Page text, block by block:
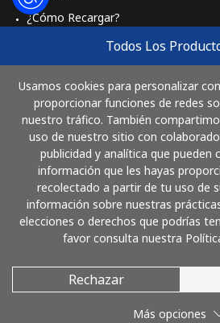
Todos Los
Usamos cookies para personalizar
proporcionar funciones de redes
nuestro tráfico. También
uso de nuestro sitio con
publicidad y analítica que pueden
información que les hayas
recolectado a partir de tu uso de
información sobre nuestras
elecciones o derechos que podrías
favor consulta nuestra
Rechazar
Más opciones
¿Cómo Recargar?
Cómo funciona
Paga con
© 2026